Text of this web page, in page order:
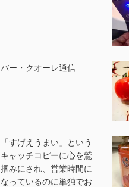
バー・クオーレ通信
「すげえうまい」という
キャッチコピーに心を鷲
掴みにされ、営業時間に
なっているのに単独でお